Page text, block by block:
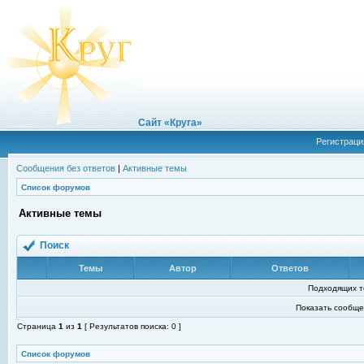
Сайт «Круга»
Сообщения без ответов | Активные темы
Список форумов
Активные темы
Поиск
Темы Автор Ответов
Подходящих
Показать
Страница 1 из 1 [ Результатов поиска: 0 ]
Список форумов